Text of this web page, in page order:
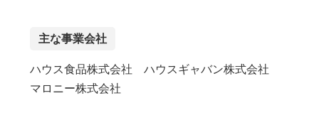
主な事業会社
ハウス食品株式会社 ハウスギャバン株式会社
マロニー株式会社